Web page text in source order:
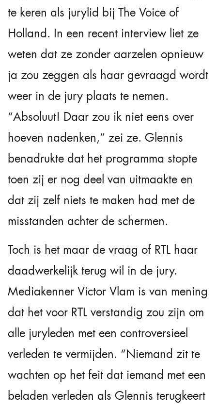
te keren als jurylid bij The Voice of
Holland. In een recent interview liet ze
weten dat ze zonder aarzelen opnieuw
ja zou zeggen als haar gevraagd wordt
weer in de jury plaats te nemen.
“Absoluut! Daar zou ik niet eens over
hoeven nadenken,” zei ze. Glennis
benadrukte dat het programma stopte
toen zij er nog deel van uitmaakte en
dat zij zelf niets te maken had met de
misstanden achter de schermen.
Toch is het maar de vraag of RTL haar
daadwerkelijk terug wil in de jury.
Mediakenner Victor Vlam is van mening
dat het voor RTL verstandig zou zijn om
alle juryleden met een controversieel
verleden te vermijden. “Niemand zit te
wachten op het feit dat iemand met een
beladen verleden als Glennis terugkeert